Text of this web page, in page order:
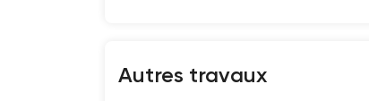
Autres travaux